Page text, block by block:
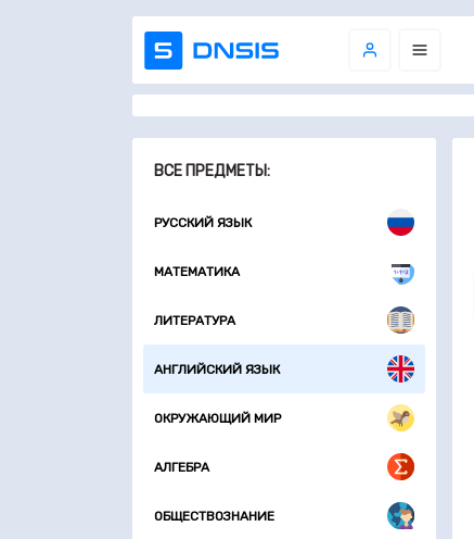
ВСЕ ПРЕДМЕТЫ:
РУССКИЙ ЯЗЫК
МАТЕМАТИКА
ЛИТЕРАТУРА
АНГЛИЙСКИЙ ЯЗЫК
ОКРУЖАЮЩИЙ МИР
АЛГЕБРА
ОБЩЕСТВОЗНАНИЕ